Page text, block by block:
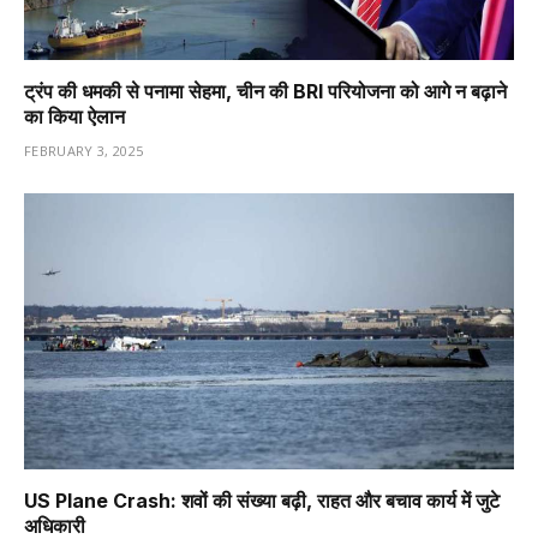
ट्रंप की धमकी से पनामा सेहमा, चीन की BRI परियोजना को आगे न बढ़ाने
का किया ऐलान
FEBRUARY 3, 2025
US Plane Crash: शवों की संख्या बढ़ी, राहत और बचाव कार्य में जुटे
अधिकारी